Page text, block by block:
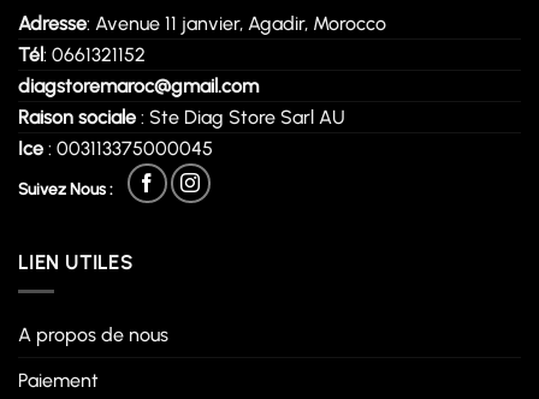
Adresse: Avenue 11 janvier, Agadir, Morocco
Tél: 0661321152
diagstoremaroc@gmail.com
Raison sociale : Ste Diag Store Sarl AU
Ice : 003113375000045
Suivez Nous :
LIEN UTILES
A propos de nous
Paiement